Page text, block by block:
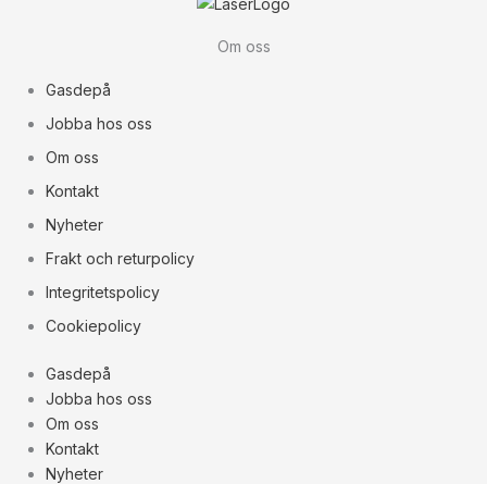
Om oss
Gasdepå
Jobba hos oss
Om oss
Kontakt
Nyheter
Frakt och returpolicy
Integritetspolicy
Cookiepolicy
Gasdepå
Jobba hos oss
Om oss
Kontakt
Nyheter